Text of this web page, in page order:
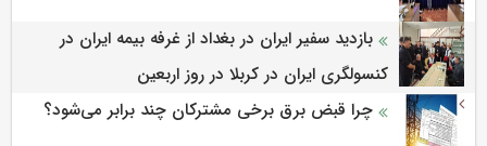
بازدید سفیر ایران در بغداد از غرفه بیمه ایران در
کنسولگری ایران در کربلا در روز اربعین
چرا قبض برق برخی مشترکان چند برابر می‌شود؟